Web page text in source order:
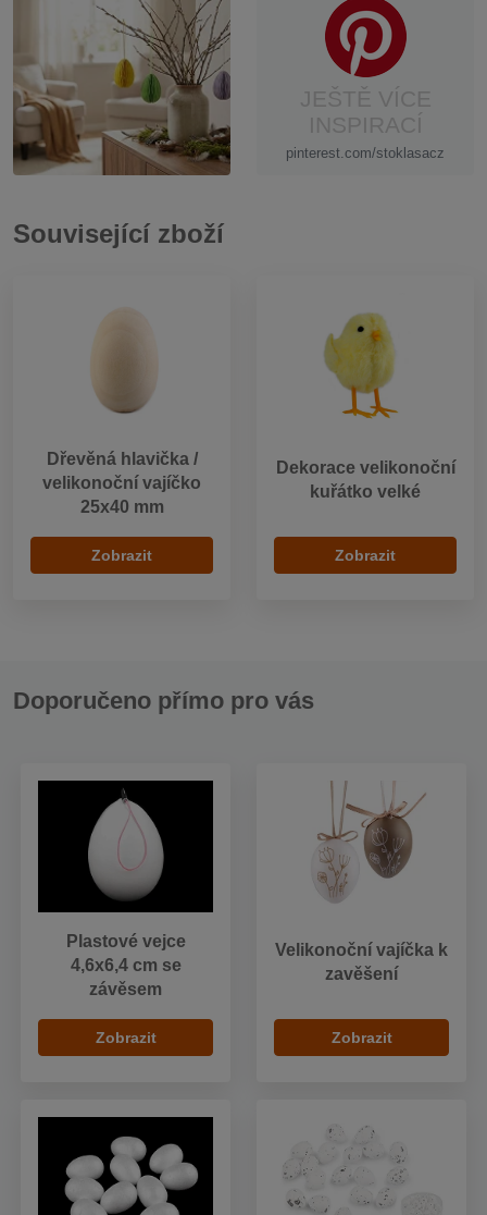
pinterest.com/stoklasacz
Související zboží
Dřevěná hlavička /
velikonoční vajíčko
25x40 mm
Zobrazit
Dekorace velikonoční
kuřátko velké
Zobrazit
Doporučeno přímo pro vás
Plastové vejce
4,6x6,4 cm se
závěsem
Zobrazit
Velikonoční vajíčka k
zavěšení
Zobrazit